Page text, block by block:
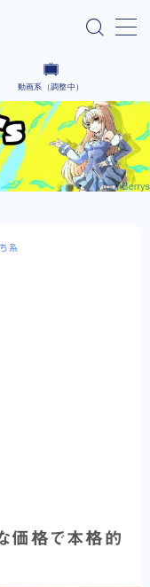
のゲーム- 気になるニュースや気になったYoutubeなどを語っていく場所です。
ーでも飲んで
ブな作品を語るないようです。
動画系（調整中）
系
価格で本格的